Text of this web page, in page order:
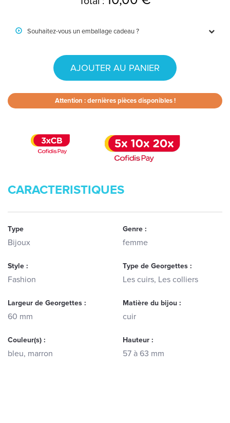
Souhaitez-vous un emballage cadeau ?
AJOUTER AU PANIER
Attention : dernières pièces disponibles !
CARACTERISTIQUES
Type
Bijoux
Genre :
femme
Style :
Fashion
Type de Georgettes :
Les cuirs, Les colliers
Largeur de Georgettes :
60 mm
Matière du bijou :
cuir
Couleur(s) :
bleu, marron
Hauteur :
57 à 63 mm